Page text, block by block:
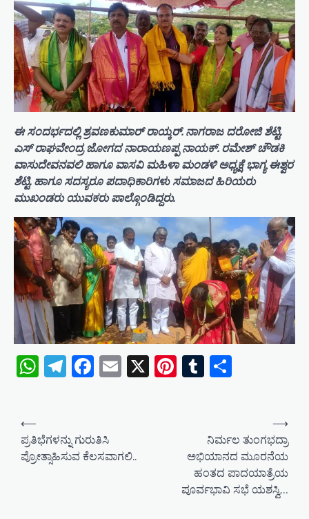
ಈ ಸಂದರ್ಭದಲ್ಲಿ ಶ್ರವಣಕುಮಾರ್ ರಾಯ್ಕರ್. ನಾಗರಾಜ ದರೋಜಿ ಶೆಟ್ಟಿ.
ಎಸ್ ರಾಘವೇಂದ್ರ ಜೋಗದ ನಾರಾಯಣಪ್ಪ ನಾಯಕ್. ರಮೇಶ್ ಚೌಡಕಿ
ವಾಸುದೇವನವಲಿ ಹಾಗೂ ವಾಸವಿ ಮಹಿಳಾ ಮಂಡಳಿ ಅಧ್ಯಕ್ಷೆ ಭಾಗ್ಯ ಈಶ್ವರ
ಶೆಟ್ಟಿ. ಹಾಗೂ ಸದಸ್ಯರೂ ಪದಾಧಿಕಾರಿಗಳು ಸಮಾಜದ ಹಿರಿಯರು
ಮುಖಂಡರು ಯುವಕರು ಪಾಲ್ಗೊಂಡಿದ್ದರು.
WhatsApp
Telegram
Facebook
Email
X Pinterest
Tumblr
⟵
ಪ್ರತಿಭೆಗಳನ್ನು ಗುರುತಿಸಿ
ಪ್ರೋತ್ಸಾಹಿಸುವ ಕೆಲಸವಾಗಲಿ..
ನಿರ್ಮಲ ತುಂಗಭದ್ರಾ
ಅಭಿಯಾನದ ಮೂರನೆಯ
ಹಂತದ ಪಾದಯಾತ್ರೆಯ
ಪೂರ್ವಭಾವಿ ಸಭೆ ಯಶಸ್ವಿ…
⟶